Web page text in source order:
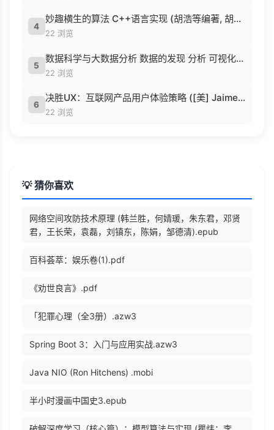
4
妙趣横生的算法 C++语言实现 (胡浩等编著, 胡浩等编著, 胡浩).pdf
22 浏览
5
数据科学与大数据分析 数据的发现 分析 可视化与表示 ( etc.).epub
22 浏览
6
决胜UX：互联网产品用户体验策略 ([美] Jaime Levy [[美] Jaime Levy]).epub
22 浏览
💡 猜你喜欢
网络空间攻防技术原理 (韩兰胜，何婧瑗，朱东君，邓贤
君，王长荣，袁磊，刘镇东，陈娟，邹德清).epub
百科荟萃：娱乐卷(1).pdf
《劝世良言》.pdf
「犯罪心理（全3册）.azw3
Spring Boot 3：入门与应用实战.azw3
Java NIO (Ron Hitchens) .mobi
半小时漫画中国史3.epub